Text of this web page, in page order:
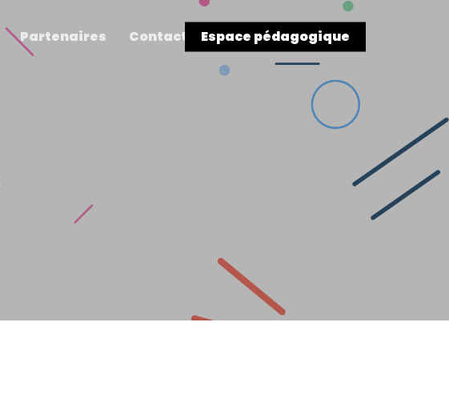
Partenaires Contact Espace pédagogique